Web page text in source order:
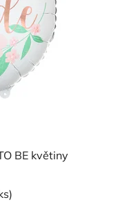
BE květiny